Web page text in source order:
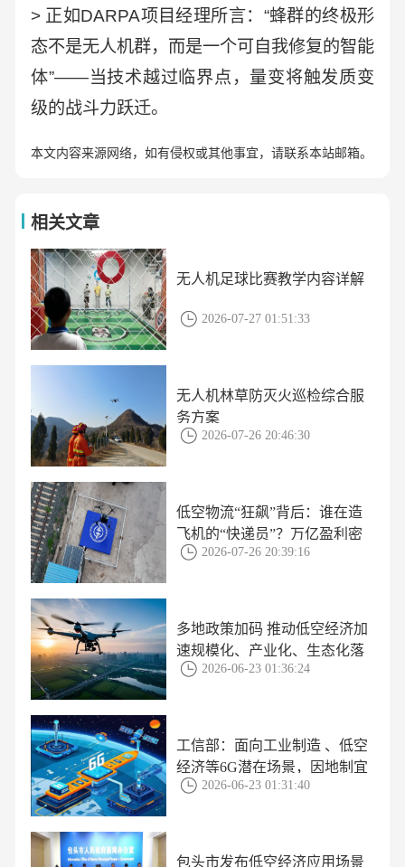
> 正如DARPA项目经理所言：“蜂群的终极形
态不是无人机群，而是一个可自我修复的智能
体”——当技术越过临界点，量变将触发质变
级的战斗力跃迁。
本文内容来源网络，如有侵权或其他事宜，请联系本站邮箱。
相关文章
无人机足球比赛教学内容详解
2026-07-27 01:51:33
无人机林草防灭火巡检综合服
务方案
2026-07-26 20:46:30
低空物流“狂飙”背后：谁在造
飞机的“快递员”？万亿盈利密
码首次曝光
2026-07-26 20:39:16
多地政策加码 推动低空经济加
速规模化、产业化、生态化落
地
2026-06-23 01:36:24
工信部：面向工业制造 、低空
经济等6G潜在场景，因地制宜
开展6G应用场景培育
2026-06-23 01:31:40
包头市发布低空经济应用场景